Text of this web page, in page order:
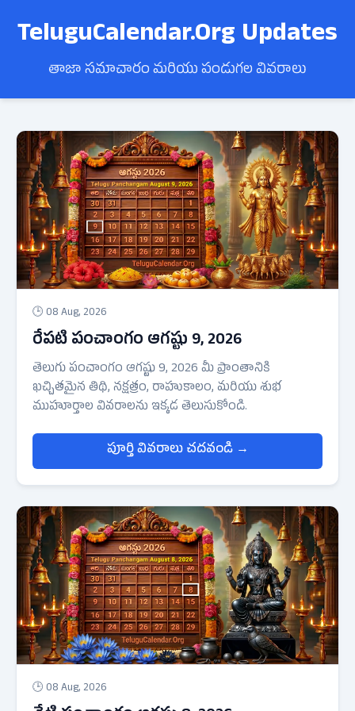
TeluguCalendar.Org Updates
తాజా సమాచారం మరియు పండుగల వివరాలు
🕒 08 Aug, 2026
రేపటి పంచాంగం ఆగష్టు 9, 2026
తెలుగు పంచాంగం ఆగష్టు 9, 2026 మీ ప్రాంతానికి
ఖచ్చితమైన తిథి, నక్షత్రం, రాహుకాలం, మరియు శుభ
ముహూర్తాల వివరాలను ఇక్కడ తెలుసుకోండి.
పూర్తి వివరాలు చదవండి →
🕒 08 Aug, 2026